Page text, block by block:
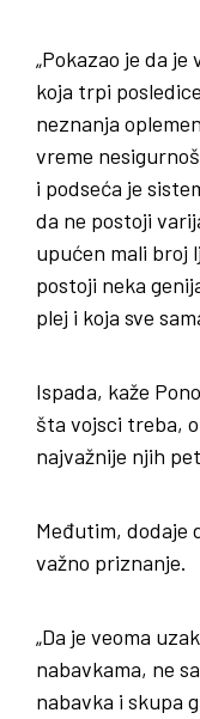
„Pokazao je da
koja trpi
neznanja
vreme
i podseća je
da ne postoji
upućen mali broj
postoji neka
plej i koja sve
Ispada, kaže
šta vojsci treba,
najvažnije njih
Međutim, dodaje
važno priznanje.
„Da je veoma
nabavkama, ne
nabavka i skupa